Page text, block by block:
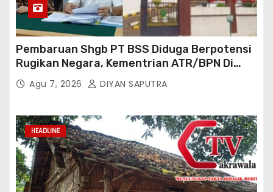
Pembaruan Shgb PT BSS Diduga Berpotensi
Rugikan Negara, Kementrian ATR/BPN Di
Gugat Di PTUN Jakarta
Agu 7, 2026 DIYAN SAPUTRA
HEADLINE